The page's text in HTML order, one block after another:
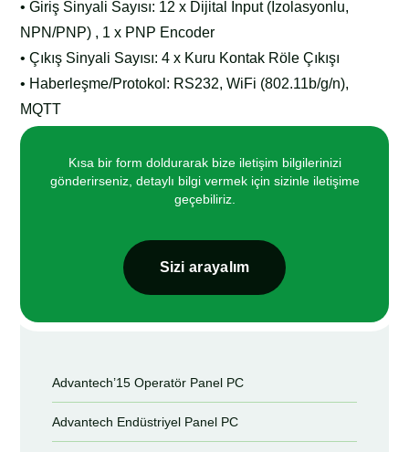
• Giriş Sinyali Sayısı: 12 x Dijital Input (İzolasyonlu,
NPN/PNP) , 1 x PNP Encoder
• Çıkış Sinyali Sayısı: 4 x Kuru Kontak Röle Çıkışı
• Haberleşme/Protokol: RS232, WiFi (802.11b/g/n),
MQTT
• Gösterge: 18 X LED İndikatör
• Montaj: DIN Ray Montaj
Kısa bir form doldurarak bize iletişim bilgilerinizi
gönderirseniz, detaylı bilgi vermek için sizinle iletişime
geçebiliriz.
Sizi arayalım
Advantech’15 Operatör Panel PC
Advantech Endüstriyel Panel PC